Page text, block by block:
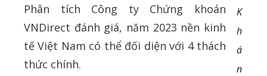
K
h
á
n
Phân tích Công ty Chứng khoán
VNDirect đánh giá, năm 2023 nền kinh
tế Việt Nam có thể đối diện với 4 thách
thức chính.